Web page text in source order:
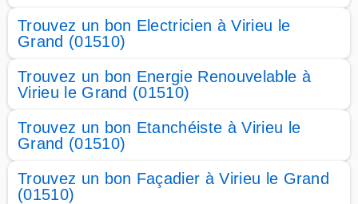
Trouvez un bon Electricien à Virieu le
Grand (01510)
Trouvez un bon Energie Renouvelable à
Virieu le Grand (01510)
Trouvez un bon Etanchéiste à Virieu le
Grand (01510)
Trouvez un bon Façadier à Virieu le Grand
(01510)